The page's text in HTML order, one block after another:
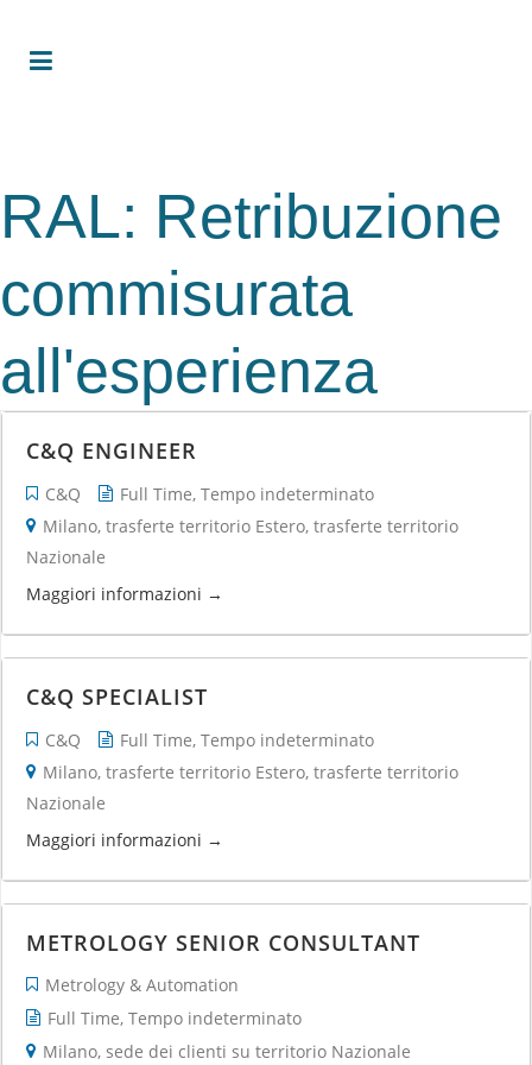
RAL: Retribuzione
commisurata
all'esperienza
C&Q ENGINEER
C&Q Full Time Tempo indeterminato
Milano trasferte territorio Estero trasferte territorio
Nazionale
Maggiori informazioni
C&Q SPECIALIST
C&Q Full Time Tempo indeterminato
Milano trasferte territorio Estero trasferte territorio
Nazionale
Maggiori informazioni
METROLOGY SENIOR CONSULTANT
Metrology & Automation
Full Time Tempo indeterminato
Milano sede dei clienti su territorio Nazionale